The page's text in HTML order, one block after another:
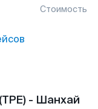
Стоимость
- Шанхай